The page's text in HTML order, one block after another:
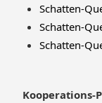
Schatten-
Schatten-
Schatten-
Kooperations-